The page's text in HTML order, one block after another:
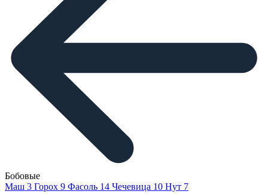
Бобовые
Маш 3 Горох 9 Фасоль 14 Чечевица 10 Нут 7